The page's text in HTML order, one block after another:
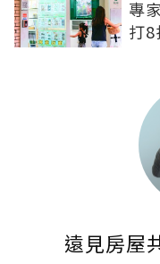
專
打8
遠見房屋